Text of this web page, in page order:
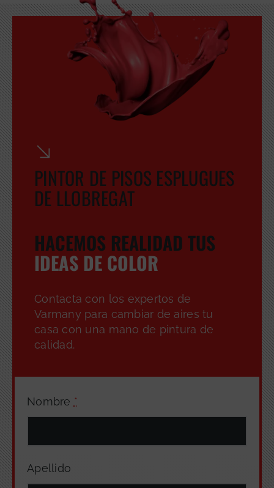
Nombre *
Apellido
PINTOR DE PISOS ESPLUGUES
DE LLOBREGAT
HACEMOS REALIDAD TUS
IDEAS DE COLOR
Contacta con los expertos de
Varmany para cambiar de aires tu
casa con una mano de pintura de
calidad.